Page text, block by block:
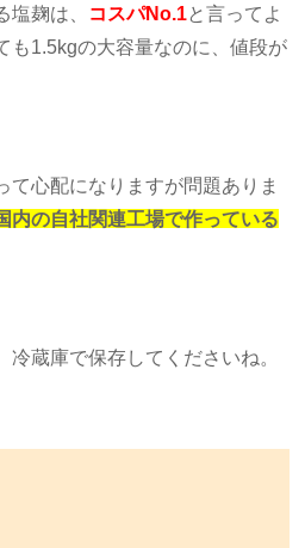
塩麹は、 コスパNo.1 と言ってよ
も1.5kgの大容量なのに、値段が
て心配になりますが問題ありま
内の自社関連工場で作っている
冷蔵庫で保存してくださいね。